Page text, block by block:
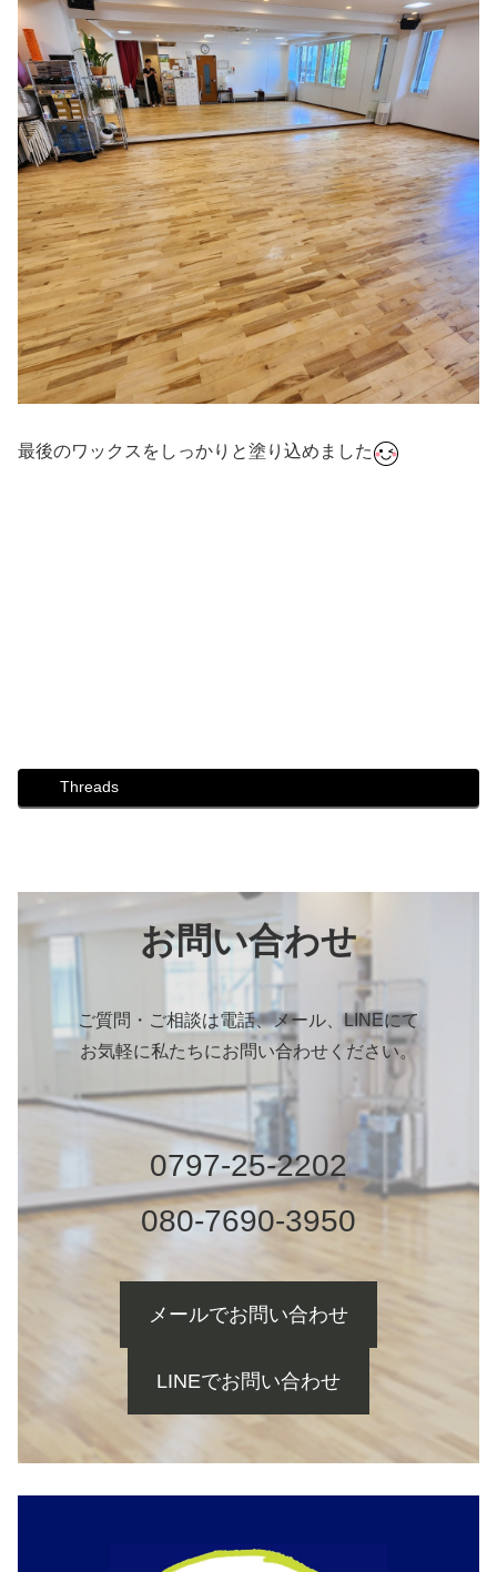
最後のワックスをしっかりと塗り込めました
Threads
お問い合わせ
ご質問・ご相談は電話、メール、LINEにて
お気軽に私たちにお問い合わせください。
0797-25-2202
080-7690-3950
メールでお問い合わせ
LINEでお問い合わせ